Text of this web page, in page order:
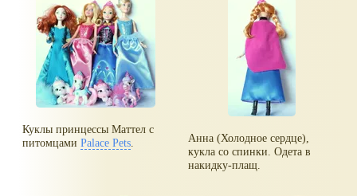
Куклы принцессы Маттел с
питомцамиPalace Pets
Анна (Холодное сердце),
кукла со спинки. Одета в
накидку-плащ.